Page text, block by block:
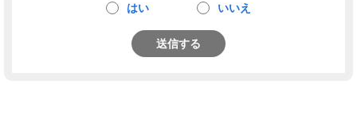
はい いいえ
送信する